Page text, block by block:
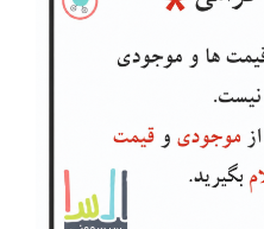
۱,۳۰۰,۰۰۰ تومان